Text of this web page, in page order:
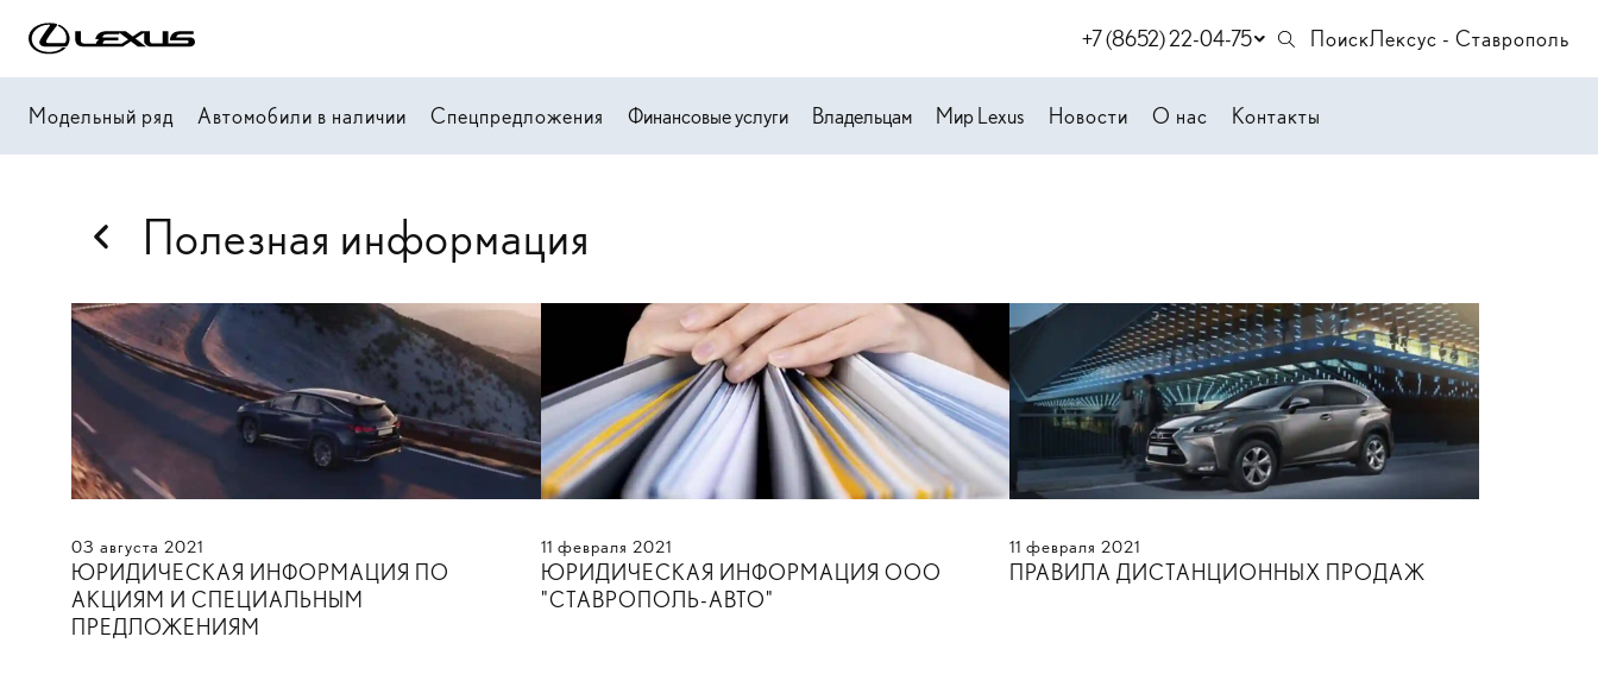
+7 (8652) 22-04-75 ПоискЛексус - Ставрополь
Модельный ряд Автомобили в наличии Спецпредложения Финансовые услуги Владельцам Мир Lexus Новости О нас Контакты
Полезная информация
03 августа 2021
ЮРИДИЧЕСКАЯ ИНФОРМАЦИЯ ПО
АКЦИЯМ И СПЕЦИАЛЬНЫМ
ПРЕДЛОЖЕНИЯМ
11 февраля 2021
ЮРИДИЧЕСКАЯ ИНФОРМАЦИЯ ООО
"СТАВРОПОЛЬ-АВТО"
11 февраля 2021
ПРАВИЛА ДИСТАНЦИОННЫХ ПРОДАЖ